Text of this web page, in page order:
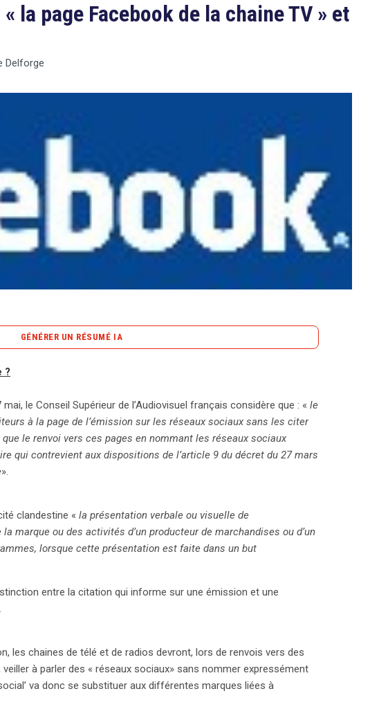
la page Facebook de la chaine TV » et
Delforge
GÉNÉRER UN RÉSUMÉ IA
le cadre de renvois vers des pages d’émissions sur les
du 27 mai, il est interdit de mentionner spécifiquement ces
pourrait constituer une forme de publicité déguisée, en violation
les chaînes de télévision et de radio doivent désormais utiliser le
que de citer des plateformes spécifiques comme Facebook
ce qui ne constitue pas de la publicité clandestine. Ce
la frontière floue entre information et promotion, notamment
mutation, où les acteurs audiovisuels cherchent à se
communication interactive. Les implications de cette décision
régulateurs, comme en Belgique, à envisager des
l’autopromotion et la publicité dans les médias. Alors que les
?
le Conseil Supérieur de l’Audiovisuel français considère que : « le
à la page de l’émission sur les réseaux sociaux sans les citer
le renvoi vers ces pages en nommant les réseaux sociaux
qui contrevient aux dispositions de l’article 9 du décret du 27 mars
».
clandestine « la présentation verbale ou visuelle de
marque ou des activités d’un producteur de marchandises ou d’un
lorsque cette présentation est faite dans un but
entre la citation qui informe sur une émission et une
les chaines de télé et de radios devront, lors de renvois vers des
à parler des « réseaux sociaux» sans nommer expressément
va donc se substituer aux différentes marques liées à